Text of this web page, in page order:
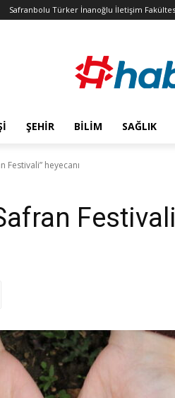
Safranbolu Türker İnanoğlu İletişim
ŞEHIR BILIM SAĞLIK
Festivali” heyecanı